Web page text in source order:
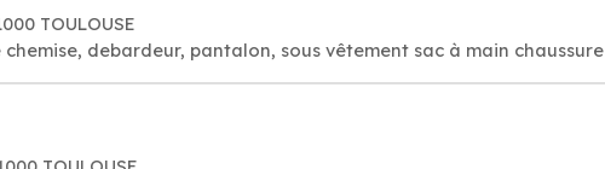
TOULOUSE
debardeur, pantalon, sous vêtement sac à main chaussure